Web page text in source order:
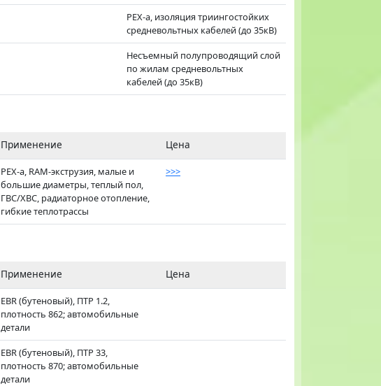
PEX-a, изоляция триингостойких
средневольтных кабелей (до 35кВ)
Несъемный полупроводящий слой
по жилам средневольтных
кабелей (до 35кВ)
Применение Цена
PEX-a, RAM-экструзия, малые и
большие диаметры, теплый пол,
ГВС/ХВС, радиаторное отопление,
гибкие теплотрассы
>>>
Применение Цена
EBR (бутеновый), ПТР 1.2,
плотность 862; автомобильные
детали
EBR (бутеновый), ПТР 33,
плотность 870; автомобильные
детали